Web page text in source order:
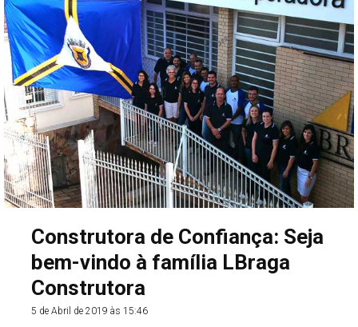
Construtora de Confiança: Seja
bem-vindo à família LBraga
Construtora
5 de Abril de 2019 às 15:46